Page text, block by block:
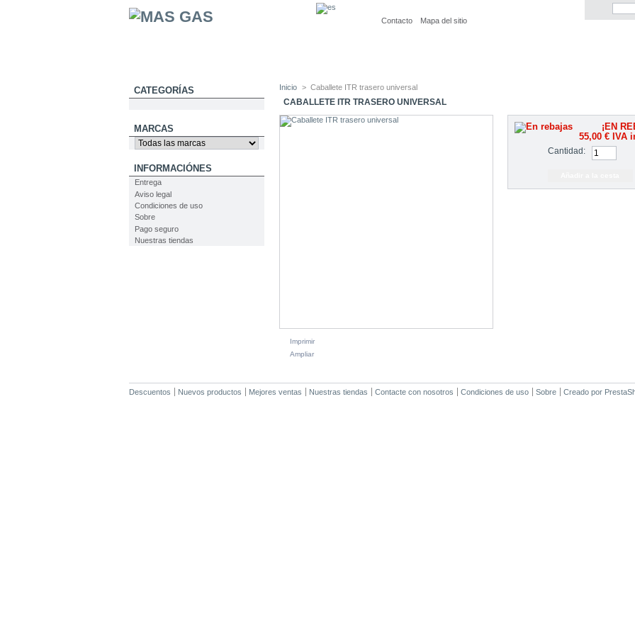
Contacto Mapa del sitio
CATEGORÍAS
MARCAS
INFORMACIÓNES
Entrega
Aviso legal
Condiciones de uso
Sobre
Pago seguro
Nuestras tiendas
Inicio > Caballete ITR trasero universal
CABALLETE ITR TRASERO UNIVERSAL
Imprimir
Ampliar
¡EN
55,00 €IVA
Cantidad:
Descuentos Nuevos productos Mejores ventas Nuestras tiendas Contacte con nosotros Condiciones de uso Sobre Creado por